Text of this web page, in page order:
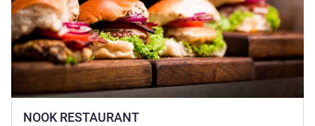
NOOK RESTAURANT